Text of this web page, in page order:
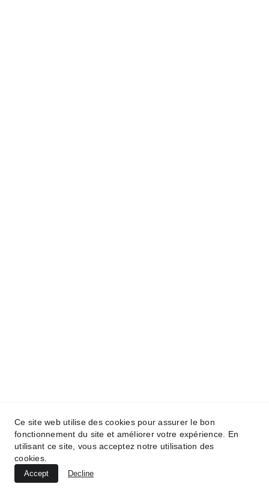
Ce site web utilise des cookies pour assurer le bon
fonctionnement du site et améliorer votre expérience. En
utilisant ce site, vous acceptez notre utilisation des
cookies.
Accept Decline